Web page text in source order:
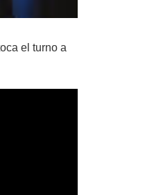
el turno a